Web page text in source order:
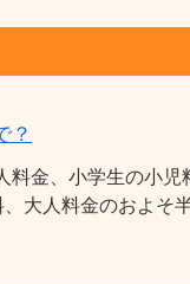
？
金、小学生の小
大人料金のおよそ